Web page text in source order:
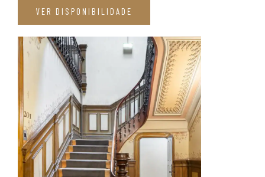
VER DISPONIBILIDADE